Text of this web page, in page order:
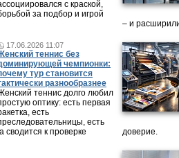
с краской,
за подбор и игрой
17.06.2026 11:07
теннис без
чемпионки:
тур становится
разнообразнее
теннис долго любил
оптику: есть первая
есть
есть
сводится к проверке
– и
доверие.